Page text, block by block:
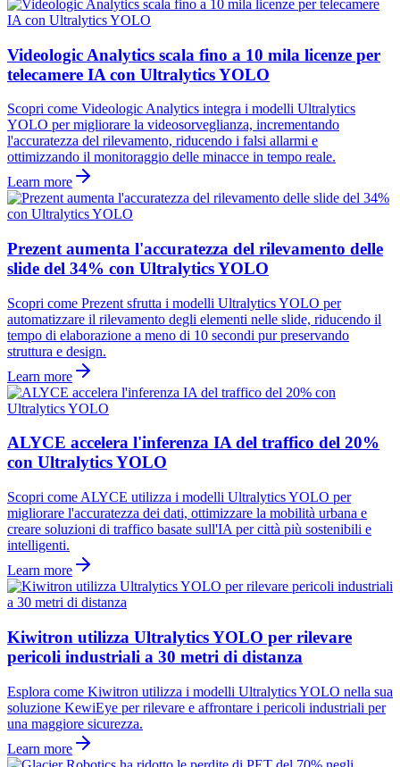
Videologic Analytics scala fino a 10 mila licenze per
telecamere IA con Ultralytics YOLO
Scopri come Videologic Analytics integra i modelli Ultralytics
YOLO per migliorare la videosorveglianza, incrementando
l'accuratezza del rilevamento, riducendo i falsi allarmi e
ottimizzando il monitoraggio delle minacce in tempo reale.
Learn more
Prezent aumenta l'accuratezza del rilevamento delle
slide del 34% con Ultralytics YOLO
Scopri come Prezent sfrutta i modelli Ultralytics YOLO per
automatizzare il rilevamento degli elementi nelle slide, riducendo il
tempo di elaborazione a meno di 10 secondi pur preservando
struttura e design.
Learn more
ALYCE accelera l'inferenza IA del traffico del 20%
con Ultralytics YOLO
Scopri come ALYCE utilizza i modelli Ultralytics YOLO per
migliorare l'accuratezza dei dati, ottimizzare la mobilità urbana e
creare soluzioni di traffico basate sull'IA per città più sostenibili e
intelligenti.
Learn more
Kiwitron utilizza Ultralytics YOLO per rilevare
pericoli industriali a 30 metri di distanza
Esplora come Kiwitron utilizza i modelli Ultralytics YOLO nella sua
soluzione KewiEye per rilevare e affrontare i pericoli industriali per
una maggiore sicurezza.
Learn more